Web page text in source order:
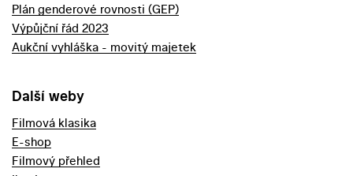
Plán genderové rovnosti (GEP)
Výpůjční řád 2023
Aukční vyhláška - movitý majetek
Další weby
Filmová klasika
E-shop
Filmový přehled